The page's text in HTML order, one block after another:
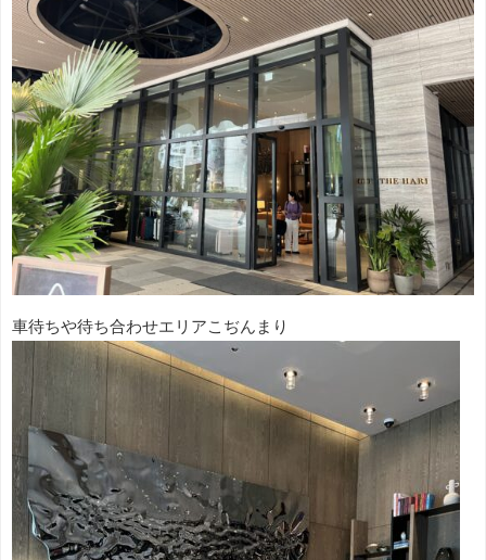
車待ちや待ち合わせエリアこぢんまり